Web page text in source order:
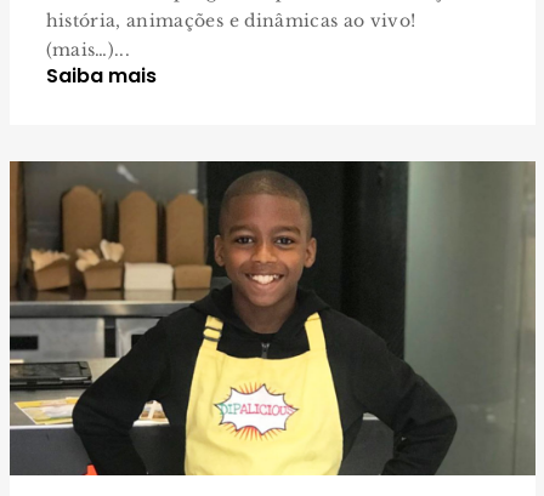
história, animações e dinâmicas ao vivo!
(mais…)...
Saiba mais